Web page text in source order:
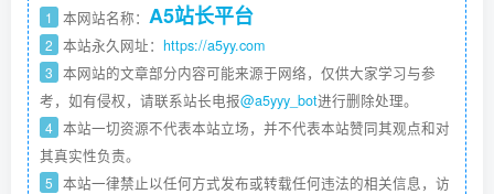
1 本网站名称： A5站长平台
2 本站永久网址： https://a5yy.com
3 本网站的文章部分内容可能来源于网络，仅供大家学习与参
考，如有侵权，请联系站长电报@a5yyy_bot进行删除处理。
4 本站一切资源不代表本站立场，并不代表本站赞同其观点和对
其真实性负责。
5 本站一律禁止以任何方式发布或转载任何违法的相关信息，访